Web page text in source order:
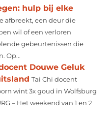
hulp bij elke
afbreekt, een deur die
wil of een verloren
gebeurtenissen die
Op...
Douwe Geluk
Tai Chi docent
wint 3x goud in Wolfsburg
– Het weekend van 1 en 2